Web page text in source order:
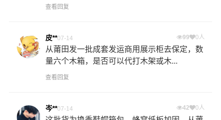
查看回复
皮**07-14 99 0人
从莆田发一批成套发运商用展示柜去保定，数
量六个木箱，是否可以代打木架或木...
查看回复
岑**07-14 42 0人